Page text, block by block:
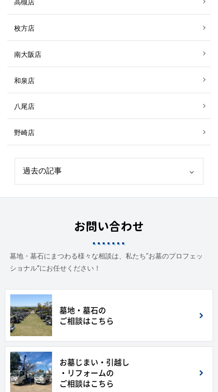
高槻店
枚方店
南大阪店
和泉店
八尾店
野崎店
お問い合わせ
墓地・墓石にまつわる様々な相談は、私たち“お墓のプロフェッ
ショナル”にお任せください！
墓地・墓石の
ご相談はこちら
お墓じまい・引越し
・リフォームの
ご相談はこちら